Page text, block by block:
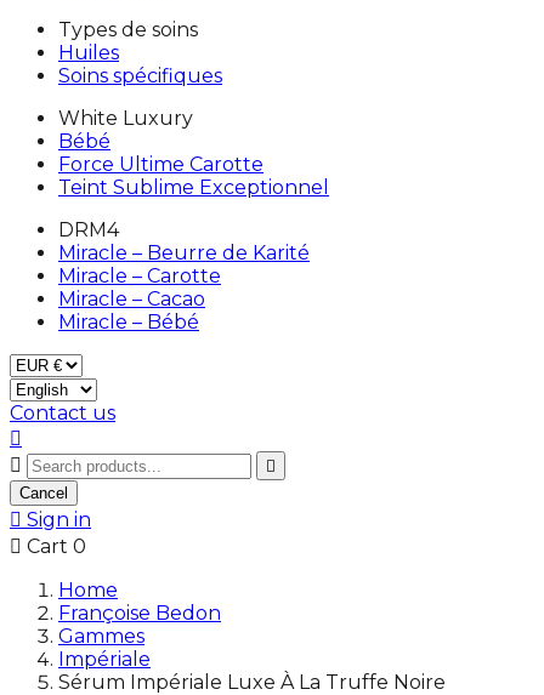
Types de soins
Huiles
Soins spécifiques
White Luxury
Bébé
Force Ultime Carotte
Teint Sublime Exceptionnel
DRM4
Miracle – Beurre de Karité
Miracle – Carotte
Miracle – Cacao
Miracle – Bébé
Contact us



Cancel
 Sign in
 Cart 0
Home
Françoise Bedon
Gammes
Impériale
Sérum Impériale Luxe À La Truffe Noire